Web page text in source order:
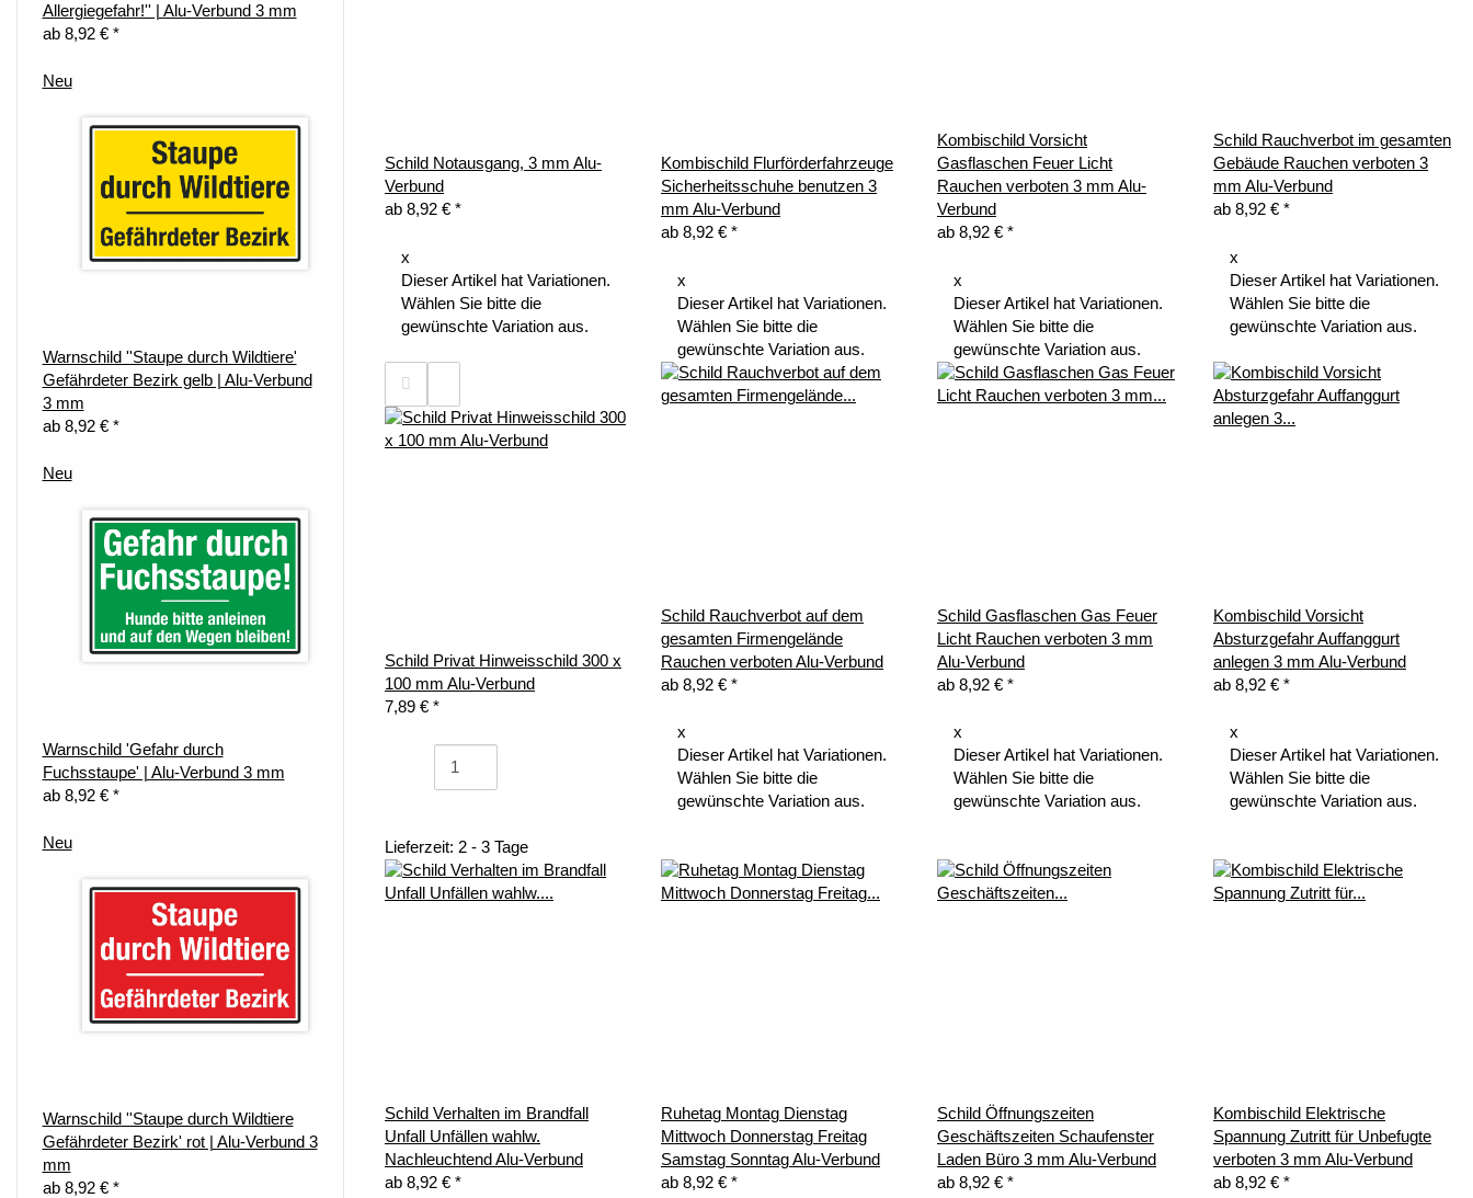
Schild Notausgang, 3 mm Alu-
Verbund
ab 8,92 € *
x
Dieser Artikel hat Variationen.
Wählen Sie bitte die
gewünschte Variation aus.
Kombischild Flurförderfahrzeuge
Sicherheitsschuhe benutzen 3
mm Alu-Verbund
ab 8,92 € *
x
Dieser Artikel hat Variationen.
Wählen Sie bitte die
gewünschte Variation aus.
Kombischild Vorsicht
Gasflaschen Feuer Licht
Rauchen verboten 3 mm Alu-
Verbund
ab 8,92 € *
x
Dieser Artikel hat Variationen.
Wählen Sie bitte die
gewünschte Variation aus.
Schild Rauchverbot im gesamten
Gebäude Rauchen verboten 3
mm Alu-Verbund
ab 8,92 € *
x
Dieser Artikel hat Variationen.
Wählen Sie bitte die
gewünschte Variation aus.
Schild Privat Hinweisschild 300 x
100 mm Alu-Verbund
7,89 € *
Lieferzeit: 2 - 3 Tage
Schild Rauchverbot auf dem
gesamten Firmengelände
Rauchen verboten Alu-Verbund
ab 8,92 € *
x
Dieser Artikel hat Variationen.
Wählen Sie bitte die
gewünschte Variation aus.
Schild Gasflaschen Gas Feuer
Licht Rauchen verboten 3 mm
Alu-Verbund
ab 8,92 € *
x
Dieser Artikel hat Variationen.
Wählen Sie bitte die
gewünschte Variation aus.
Kombischild Vorsicht
Absturzgefahr Auffanggurt
anlegen 3 mm Alu-Verbund
ab 8,92 € *
x
Dieser Artikel hat Variationen.
Wählen Sie bitte die
gewünschte Variation aus.
Schild Verhalten im Brandfall
Unfall Unfällen wahlw.
Nachleuchtend Alu-Verbund
ab 8,92 € *
Ruhetag Montag Dienstag
Mittwoch Donnerstag Freitag
Samstag Sonntag Alu-Verbund
ab 8,92 € *
Schild Öffnungszeiten
Geschäftszeiten Schaufenster
Laden Büro 3 mm Alu-Verbund
ab 8,92 € *
Kombischild Elektrische
Spannung Zutritt für Unbefugte
verboten 3 mm Alu-Verbund
ab 8,92 € *
Allergiegefahr!'' | Alu-Verbund 3 mm
ab 8,92 € *
Neu
Warnschild ''Staupe durch Wildtiere'
Gefährdeter Bezirk gelb | Alu-Verbund
3 mm
ab 8,92 € *
Neu
Warnschild 'Gefahr durch
Fuchsstaupe' | Alu-Verbund 3 mm
ab 8,92 € *
Neu
Warnschild ''Staupe durch Wildtiere
Gefährdeter Bezirk' rot | Alu-Verbund 3
mm
ab 8,92 € *